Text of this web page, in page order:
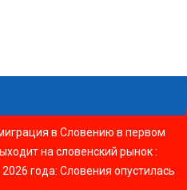
в Словению в первом
на словенский рынок:
года: Словения опустилась